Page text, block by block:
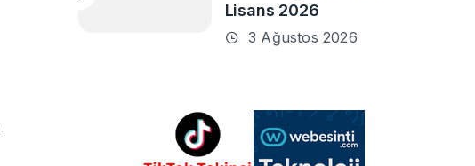
Lisans 2026
3 Ağustos 2026